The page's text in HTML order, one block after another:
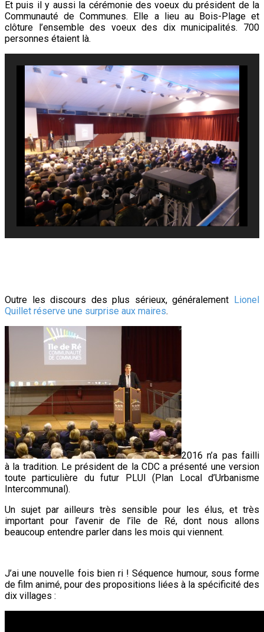
Et puis il y aussi la cérémonie des voeux du président de la
Communauté de Communes. Elle a lieu au Bois-Plage et
clôture l’ensemble des voeux des dix municipalités. 700
personnes étaient là.
Outre les discours des plus sérieux, généralement
Lionel
Quillet réserve une surprise aux maires.
2016 n’a pas failli
à la tradition. Le président de la CDC a présenté une version
toute particulière du futur PLUI (Plan Local d’Urbanisme
Intercommunal).
Un sujet par ailleurs très sensible pour les élus, et très
important pour l’avenir de l’île de Ré, dont nous allons
beaucoup entendre parler dans les mois qui viennent.
J’ai une nouvelle fois bien ri ! Séquence humour, sous forme
de film animé, pour des propositions liées à la spécificité des
dix villages :